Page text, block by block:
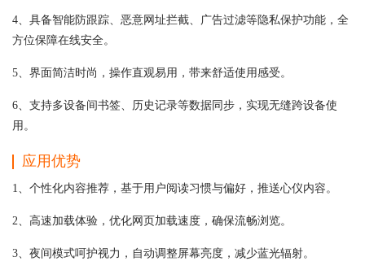
4、具备智能防跟踪、恶意网址拦截、广告过滤等隐私保护功能，全
方位保障在线安全。
5、界面简洁时尚，操作直观易用，带来舒适使用感受。
6、支持多设备间书签、历史记录等数据同步，实现无缝跨设备使
用。
应用优势
1、个性化内容推荐，基于用户阅读习惯与偏好，推送心仪内容。
2、高速加载体验，优化网页加载速度，确保流畅浏览。
3、夜间模式呵护视力，自动调整屏幕亮度，减少蓝光辐射。